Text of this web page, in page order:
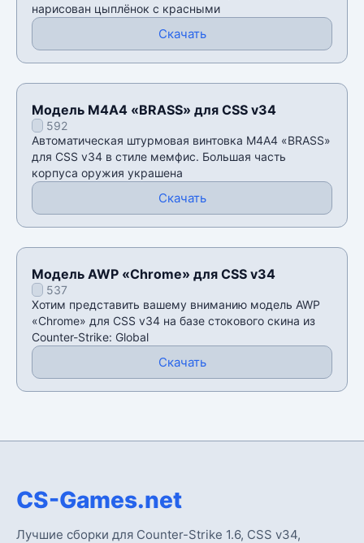
нарисован цыплëнок с красными
Скачать
Модель М4А4 «BRASS» для CSS v34
592
Автоматическая штурмовая винтовка М4А4 «BRASS»
для CSS v34 в стиле мемфис. Большая часть
корпуса оружия украшена
Скачать
Модель AWP «Chrome» для CSS v34
537
Хотим представить вашему вниманию модель AWP
«Chrome» для CSS v34 на базе стокового скина из
Counter-Strike: Global
Скачать
CS-Games.net
Лучшие сборки для Counter-Strike 1.6, CSS v34,